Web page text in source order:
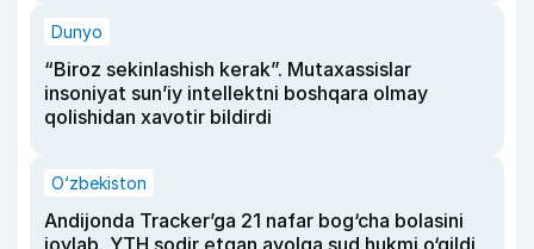
Dunyo
“Biroz sekinlashish kerak”. Mutaxassislar
insoniyat sun’iy intellektni boshqara olmay
qolishidan xavotir bildirdi
O‘zbekiston
Andijonda Tracker’ga 21 nafar bog‘cha bolasini